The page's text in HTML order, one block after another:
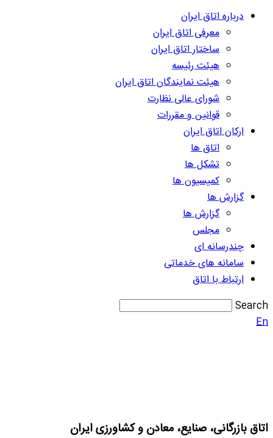
درباره اتاق ایران
معرفی اتاق ایران
ساختار اتاق ایران
هیئت رئیسه
هیئت نمایندگان اتاق ایران
شورای عالی نظارت
قوانین و مقررات
ارکان اتاق ایران
اتاق ها
تشکل ها
کمیسیون ها
گزارش ها
گزارش ها
مجلس
چندرسانه ای
سامانه های خدماتی
ارتباط با اتاق
Search
En
اتاق بازرگانی، صنایع، معادن و کشاورزی ایران